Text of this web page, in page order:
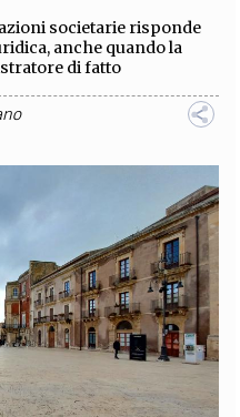
societarie risponde
anche quando la
di fatto